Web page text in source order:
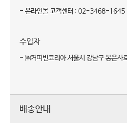
- 온라인몰 고객센터 : 02-3468-1645
수입자
- ㈜커피빈코리아 서울시 강남구 봉은
배송안내